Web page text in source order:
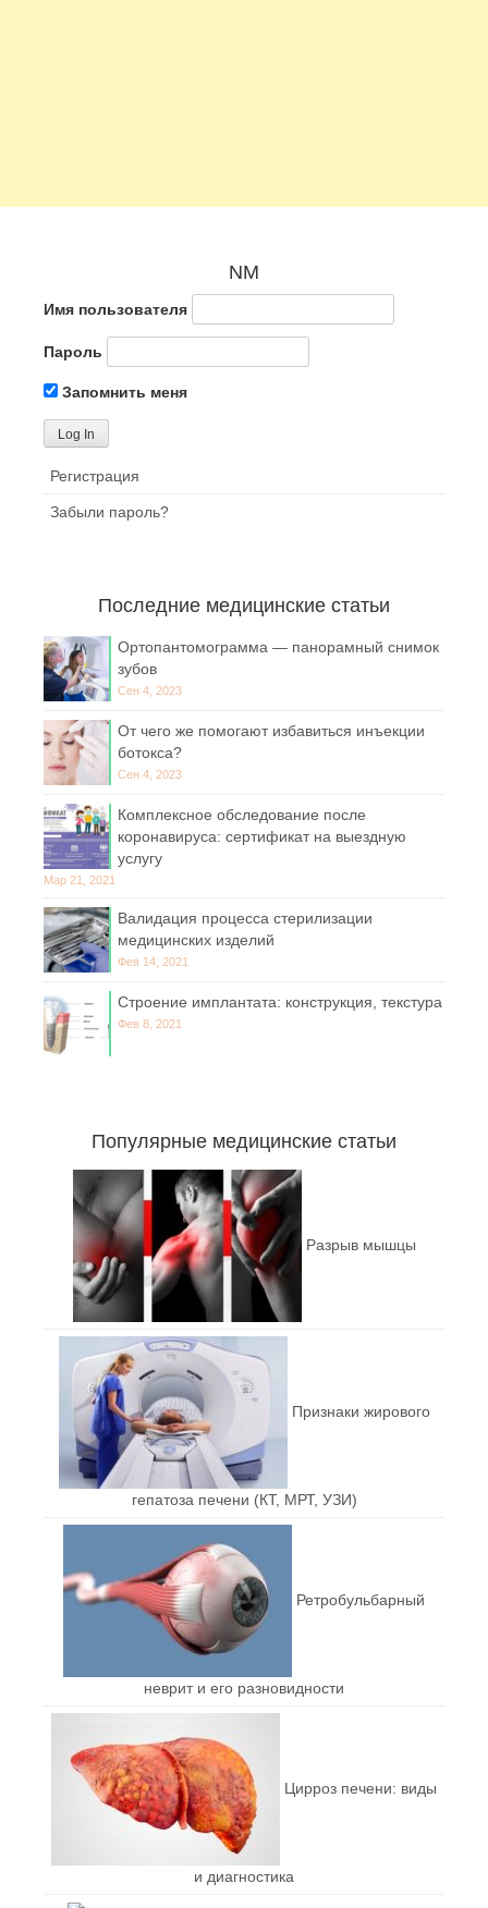
NM
Имя пользователя
Пароль
Запомнить меня
Регистрация
Забыли пароль?
Последние медицинские статьи
Ортопантомограмма — панорамный снимок
зубов
Сен 4, 2023
От чего же помогают избавиться инъекции
ботокса?
Сен 4, 2023
Комплексное обследование после
коронавируса: сертификат на выездную
услугу
Мар 21, 2021
Валидация процесса стерилизации
медицинских изделий
Фев 14, 2021
Строение имплантата: конструкция, текстура
Фев 8, 2021
Популярные медицинские статьи
Разрыв мышцы
Признаки жирового
гепатоза печени (КТ, МРТ, УЗИ)
Ретробульбарный
неврит и его разновидности
Цирроз печени: виды
и диагностика